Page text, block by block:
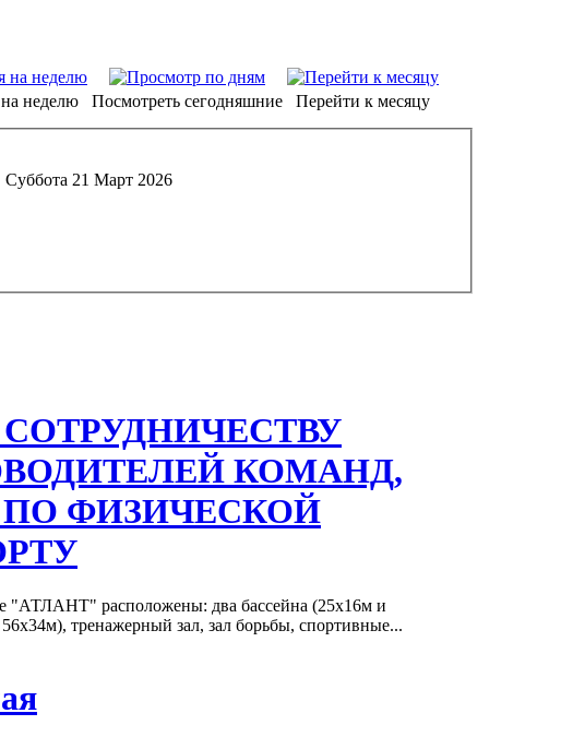
неделю Посмотреть сегодняшние
Перейти к месяцу
Суббота 21 Март 2026
КОМАНД,
ФИЗИЧЕСКОЙ
"АТЛАНТ" расположены: два бассейна (25х16м и
тренажерный зал, зал борьбы, спортивные...